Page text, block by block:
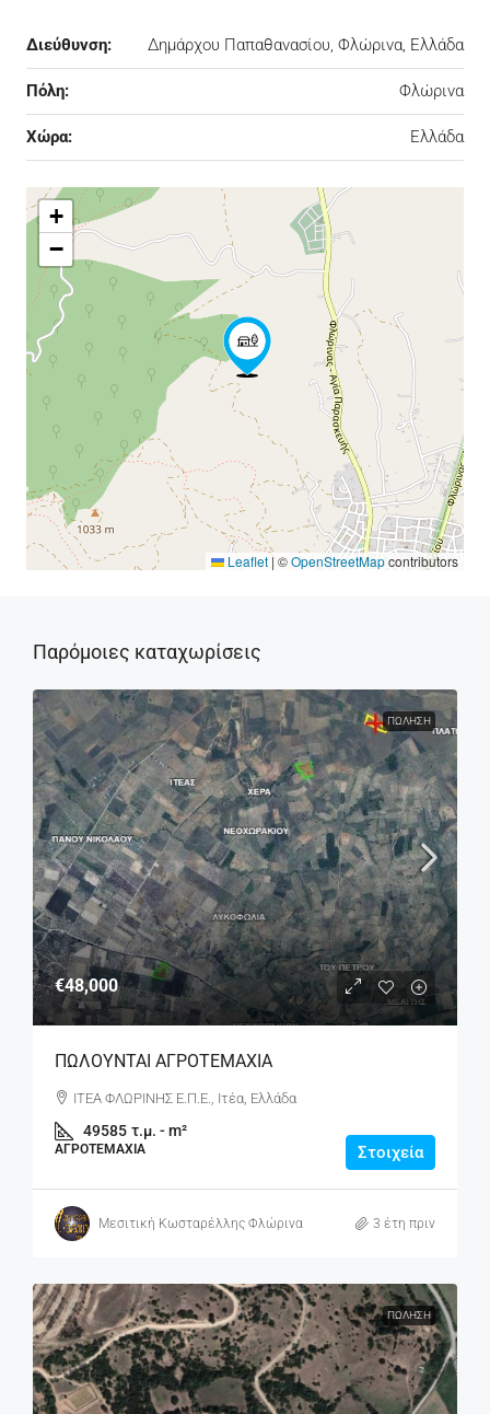
Διεύθυνση: Δημάρχου Παπαθανασίου, Φλώρινα, Ελλάδα
Πόλη: Φλώρινα
Χώρα: Ελλάδα
+
−
Leaflet |©OpenStreetMapcontributors
Παρόμοιες καταχωρίσεις
ΠΏΛΗΣΗ
€48,000
ΠΩΛΟΥΝΤΑΙ ΑΓΡΟΤΕΜΑΧΙΑ
ΙΤΕΑ ΦΛΩΡΙΝΗΣ Ε.Π.Ε., Ιτέα, Ελλάδα
49585 τ.μ. - m²
ΑΓΡΟΤΕΜΆΧΙΑ Στοιχεία
Μεσιτική Κωσταρέλλης Φλώρινα 3 έτη πριν
ΠΏΛΗΣΗ